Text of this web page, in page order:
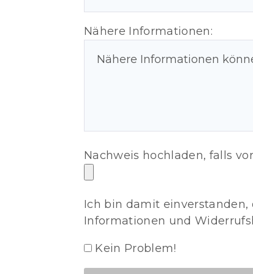
Nähere Informationen:
Nachweis hochladen, falls
Ich bin damit
Informationen und
Kein Problem!